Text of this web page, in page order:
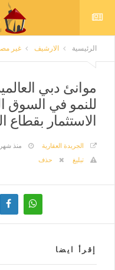
الرئيسية الارشيف غير
موانئ دبي
للنمو في السوق
الاستثمار بقطاع
الجريدة العقارية منذ شهر
تبليغ
حذف
إقرأ ايضا